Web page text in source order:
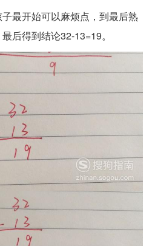
最开始可以麻烦点，到最后熟
后得到结论32-13=19。